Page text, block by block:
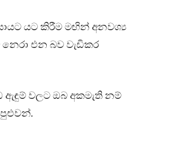
යට කිරීම මඟින් අනවශ්‍ය
එන බව වැඩිකර
වලට ඔබ අකමැති නම්
පුළුවන්.